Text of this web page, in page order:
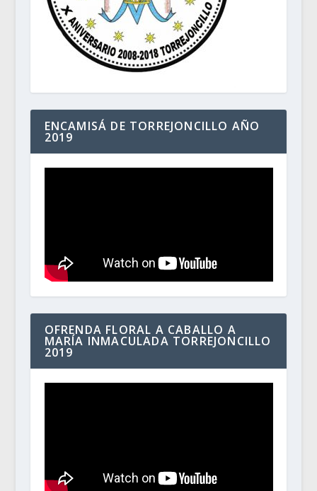
ENCAMISÁ DE TORREJONCILLO AÑO
2019
OFRENDA FLORAL A CABALLO A
MARÍA INMACULADA TORREJONCILLO
2019